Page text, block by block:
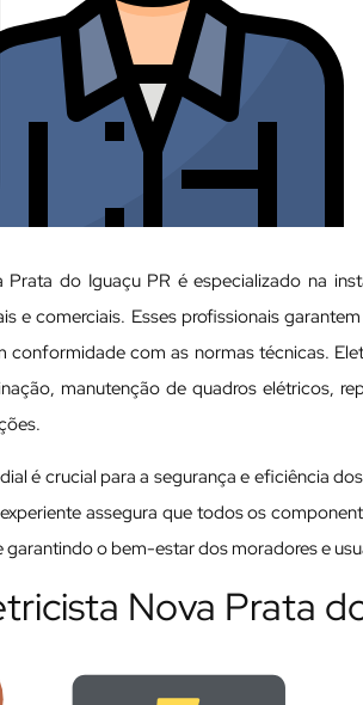
do Iguaçu PR é especializado na
e comerciais. Esses profissionais
conformidade com as normas técnicas.
manutenção de quadros elétricos,
é crucial para a segurança e eficiência
assegura que todos os
o bem-estar dos moradores e
Nova Prata